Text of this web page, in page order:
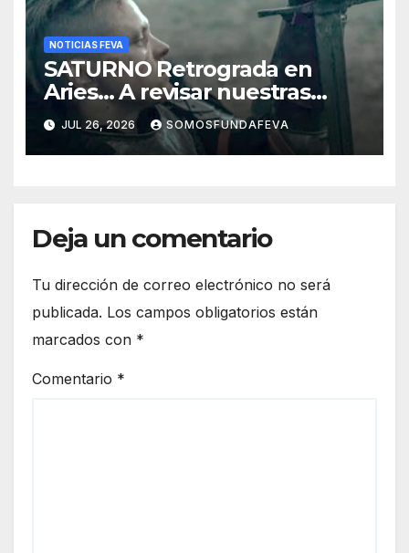
NOTICIAS FEVA
SATURNO Retrograda en
Aries… A revisar nuestras
acciones pasadas y pensar
mejor las futuras
JUL 26, 2026 SOMOSFUNDAFEVA
Deja un comentario
Tu dirección de correo electrónico no será
publicada. Los campos obligatorios están
marcados con *
Comentario *